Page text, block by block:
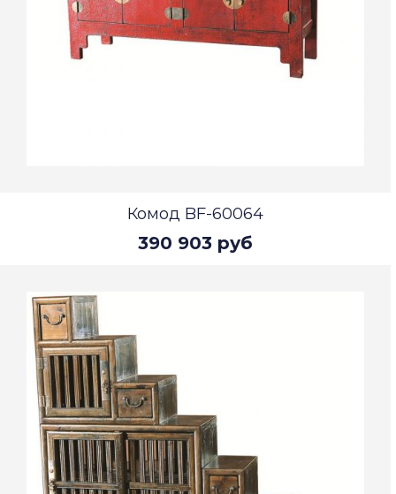
Комод BF-60064
390 903 руб